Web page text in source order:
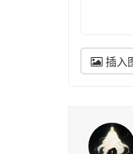
插入